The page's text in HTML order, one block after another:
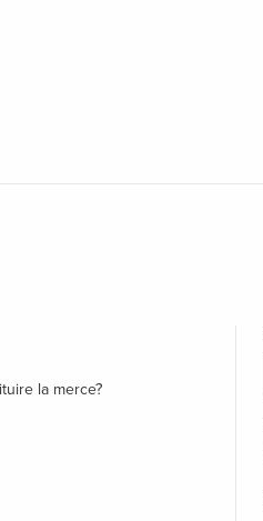
la merce?